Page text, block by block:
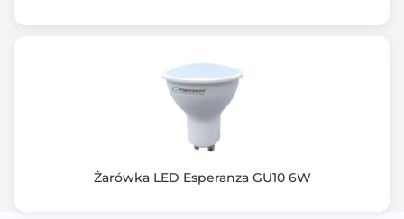
Żarówka LED Esperanza GU10 6W